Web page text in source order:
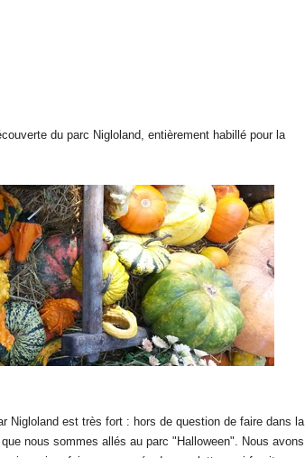
du parc Nigloland, entièrement habillé pour la
Nigloland est très fort : hors de question de faire dans la
nous sommes allés au parc "Halloween". Nous avons